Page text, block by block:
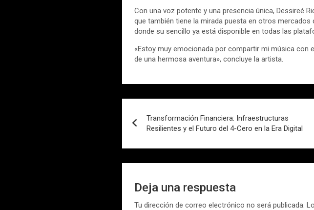
Con una voz potente y una presencia única, Dessireé
que también tiene la mirada puesta en otros mercados
donde su sencillo ya está disponible en todas las
«Estoy muy emocionada por compartir mi música con
de una hermosa aventura», concluye la artista.
de
entradas
Transformación Financiera: Infraestructuras
Resilientes y el Futuro del 4-Cero en la Era Digital
Deja una respuesta
Tu dirección de correo electrónico no será publicada.